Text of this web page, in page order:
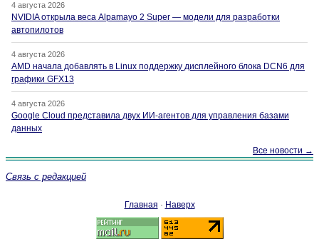
4 августа 2026
NVIDIA открыла веса Alpamayo 2 Super — модели для разработки
автопилотов
4 августа 2026
AMD начала добавлять в Linux поддержку дисплейного блока DCN6 для
графики GFX13
4 августа 2026
Google Cloud представила двух ИИ-агентов для управления базами
данных
Все новости →
Связь с редакцией
Главная · Наверх